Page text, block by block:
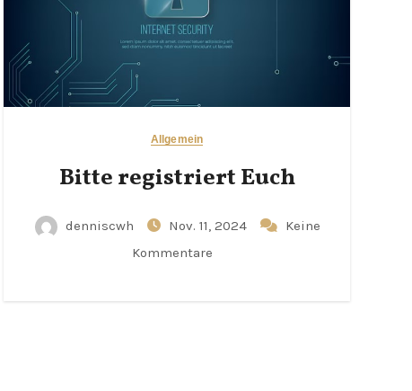
Allgemein
Bitte registriert Euch
denniscwh Nov. 11, 2024
Keine
Kommentare